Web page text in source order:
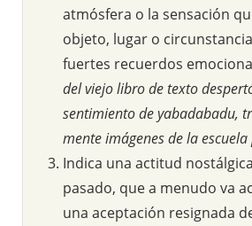
atmósfera o la sensación
objeto, lugar o
fuertes recuerdos
del viejo libro de texto
sentimiento de yabadabadu,
mente imágenes de la
Indica una actitud
pasado, que a menudo va
una aceptación resignada